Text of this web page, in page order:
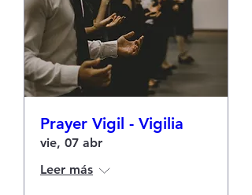
Prayer Vigil - Vigilia
vie, 07 abr
Leer más